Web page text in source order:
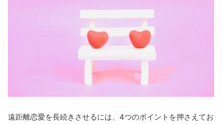
遠距離恋愛を長続きさせるには、4つのポイントを押さえてお